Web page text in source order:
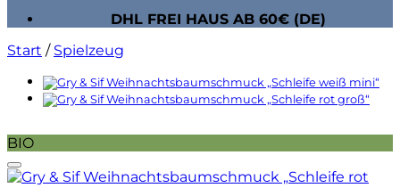
DHL FREI HAUS AB 60€ (DE)
Start / Spielzeug
BIO
Auf die Wunschliste